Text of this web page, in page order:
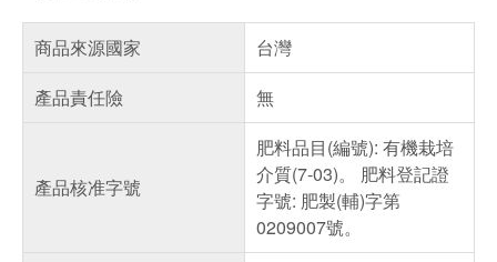
商品來源國家
台灣
產品責任險
無
產品核准字號
肥料品目(編號): 有機栽培
介質(7-03)。 肥料登記證
字號: 肥製(輔)字第
0209007號。